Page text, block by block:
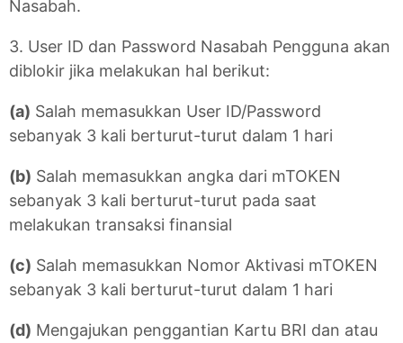
Nasabah.
3. User ID dan Password Nasabah Pengguna akan
diblokir jika melakukan hal berikut:
(a) Salah memasukkan User ID/Password
sebanyak 3 kali berturut-turut dalam 1 hari
(b) Salah memasukkan angka dari mTOKEN
sebanyak 3 kali berturut-turut pada saat
melakukan transaksi finansial
(c) Salah memasukkan Nomor Aktivasi mTOKEN
sebanyak 3 kali berturut-turut dalam 1 hari
(d) Mengajukan penggantian Kartu BRI dan atau